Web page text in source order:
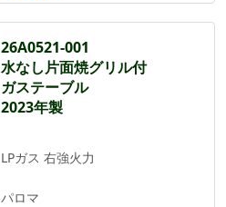
26A0521-001
水なし片面焼グリル付
ガステーブル
2023年製
LPガス 右強火力
パロマ